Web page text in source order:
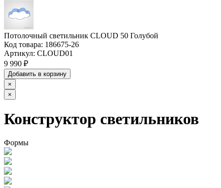
Потолочный светильник CLOUD 50 Голубой
Код товара: 186675-26
Артикул: CLOUD01
9 990 ₽
Добавить в корзину
×
×
Конструктор светильников
Формы